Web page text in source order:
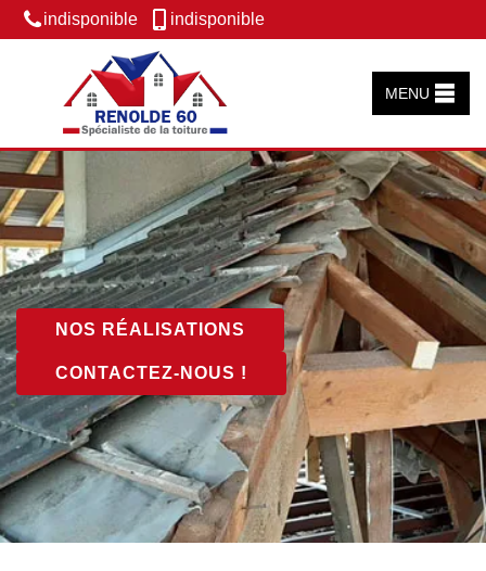
indisponible indisponible
MENU
NOS RÉALISATIONS
CONTACTEZ-NOUS !